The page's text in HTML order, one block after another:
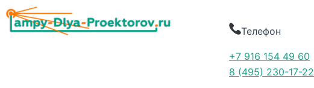
Телефон
+7 916 154 49 60
8 (495) 230-17-22